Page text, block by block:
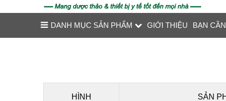
DANH MỤC SẢN PHẨM GIỚI THIỆU BẠN
HÌNH SẢN